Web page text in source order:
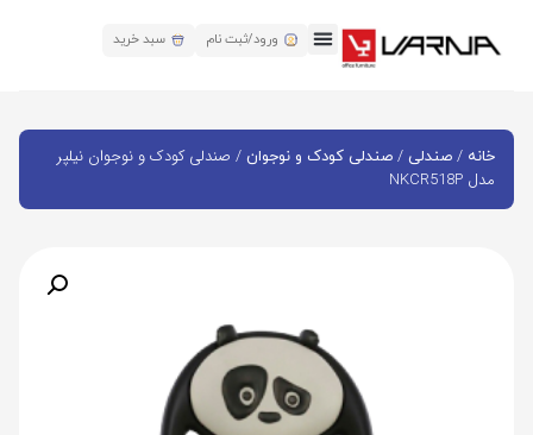
ورود/ثبت نام سبد خرید
خانه / صندلی / صندلی کودک و نوجوان / صندلی کودک و نوجوان نیلپر
مدل NKCR518P